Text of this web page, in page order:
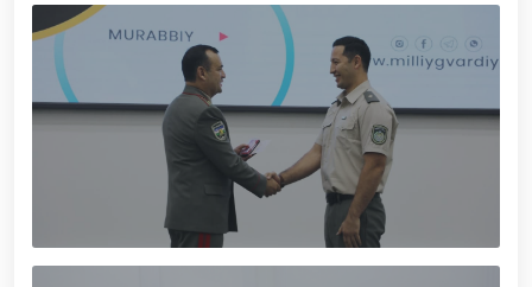
o‘tdi. // Bayram kunlarida xavfsizlik toʻliq taʼminlandi
// Navroʻz shukuhi: otliq paradlar tashkil etildi //
“Navroʻzni ulugʻlash – insonni ulugʻlashdir!” shiori
ostida bayram sayli // Askarlar kasb-hunar
sertifikatlariga ega boʻldi // Qahramonlar xotirasi
yod etildi // Strandja turnirida Milliy gvardiya harbiy
xizmatchisi Navbahor Hamidova oltin medalni qoʻlga
kiritdi. // Iroda Ismoilova «Sodiq xizmatlari uchun»
medali bilan taqdirlandi. // O‘zbekiston Qurolli
Kuchlarida kibersport, dron va robot texnologiyalari
yo‘nalishlari rivojlantiriladi // Andijon viloyatida